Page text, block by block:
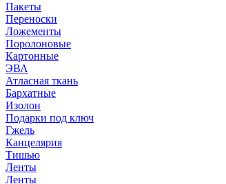
Пакеты
Переноски
Ложементы
Поролоновые
Картонные
ЭВА
Атласная ткань
Бархатные
Изолон
Подарки под ключ
Гжель
Канцелярия
Тишью
Ленты
Ленты